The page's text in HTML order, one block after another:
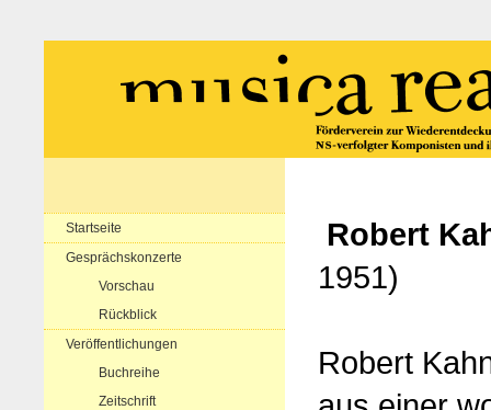
Startseite
Gesprächskonzerte
Vorschau
Rückblick
Veröffentlichungen
Buchreihe
Zeitschrift
Robert
1951)
Robert